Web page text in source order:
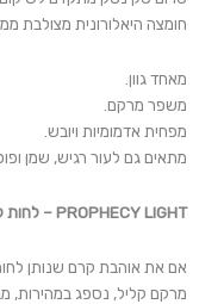
חומצה היאלורונית מצולבת
מאחד גוון.
משפר מרקם.
מפחית אדמומיות ויובש.
מתאים גם לעור רגיש, שמן
PROPHECY LIGHT – לחות קלילה, עור מאוזן
אם את אוהבת קרם שנותן
מרקם קליל, נספג במהירות,